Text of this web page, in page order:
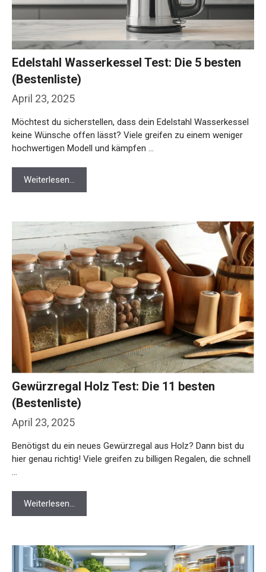
April 23, 2025
Edelstahl Wasserkessel Test: Die 5 besten
(Bestenliste)
Möchtest du sicherstellen, dass dein Edelstahl Wasserkessel
keine Wünsche offen lässt? Viele greifen zu einem weniger
hochwertigen Modell und kämpfen …
Weiterlesen…
April 23, 2025
Gewürzregal Holz Test: Die 11 besten
(Bestenliste)
Benötigst du ein neues Gewürzregal aus Holz? Dann bist du
hier genau richtig! Viele greifen zu billigen Regalen, die schnell
…
Weiterlesen…